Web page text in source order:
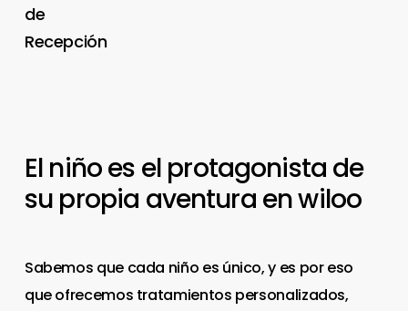
de
Recepción
El niñoes el protagonista de
su propia aventura enwiloo
Sabemos que cada niño es único, y es por eso
que ofrecemos tratamientos personalizados,